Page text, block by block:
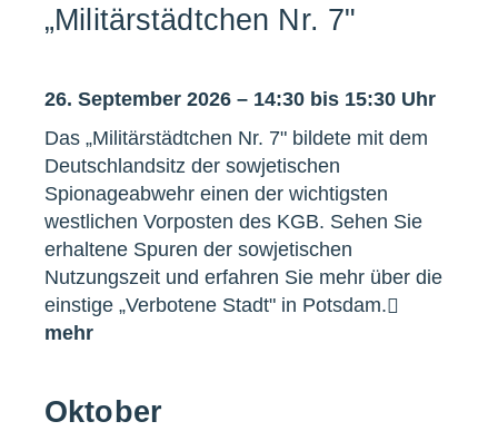
„Militärstädtchen Nr. 7"
26. September 2026 – 14:30 bis 15:30 Uhr
Das „Militärstädtchen Nr. 7" bildete mit dem
Deutschlandsitz der sowjetischen
Spionageabwehr einen der wichtigsten
westlichen Vorposten des KGB. Sehen Sie
erhaltene Spuren der sowjetischen
Nutzungszeit und erfahren Sie mehr über die
einstige „Verbotene Stadt" in Potsdam.
mehr
Oktober